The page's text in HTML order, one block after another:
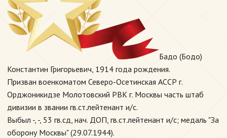
Бадо (Бодо)
Константин Григорьевич, 1914 года рождения.
Призван военкоматом Северо-Осетинская АССР г.
Орджоникидзе Молотовский РВК г. Москвы часть штаб
дивизии в звании гв.ст.лейтенант и/с.
Выбыл -, -, 53 гв.сд, нач. ДОП, гв.ст.лейтенант и/с; медаль "За
оборону Москвы" (29.07.1944).